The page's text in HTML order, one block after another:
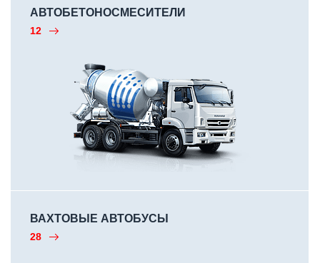
АВТОБЕТОНОСМЕСИТЕЛИ
12
ВАХТОВЫЕ АВТОБУСЫ
28